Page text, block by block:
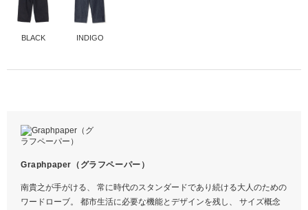
BLACK INDIGO
ウエスト
35 38
41
※画像をクリックすると拡大します
Graphpaper（グラフペーパー）
南貴之が手がける、 常に時代のスタンダードであり続ける大人のための
ワードローブ。 都市生活に必要な機能とデザインを残し、 サイズ概念